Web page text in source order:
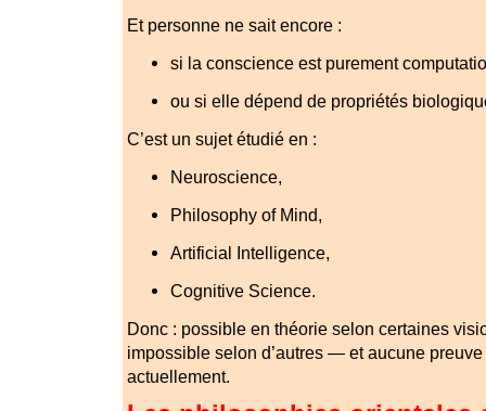
Et personne ne sait encore :
si la conscience est purement
ou si elle dépend de propriétés
C’est un sujet étudié en :
Neuroscience,
Philosophy of Mind,
Artificial Intelligence,
Cognitive Science.
Donc : possible en théorie selon certaines
impossible selon d’autres — et aucune preuve
actuellement.